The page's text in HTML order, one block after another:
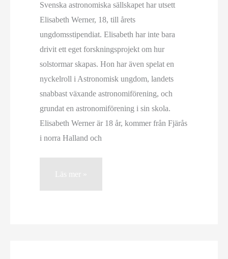
Svenska astronomiska sällskapet har utsett
Elisabeth Werner, 18, till årets
ungdomsstipendiat. Elisabeth har inte bara
drivit ett eget forskningsprojekt om hur
solstormar skapas. Hon har även spelat en
nyckelroll i Astronomisk ungdom, landets
snabbast växande astronomiförening, och
grundat en astronomiförening i sin skola.
Elisabeth Werner är 18 år, kommer från Fjärås
i norra Halland och
Elisabeth
Läs mer »